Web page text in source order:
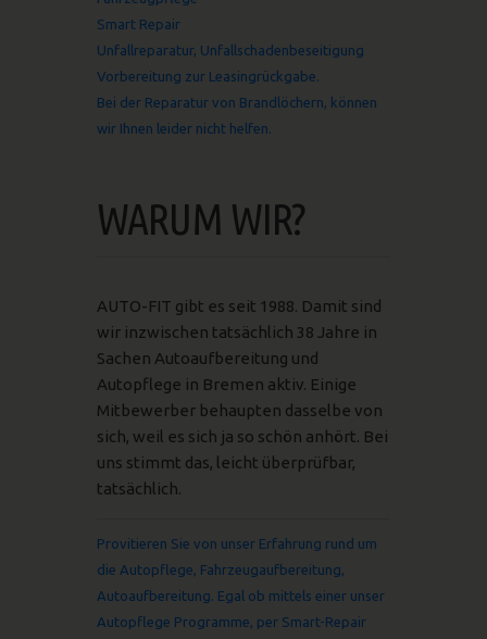
Smart Repair
Unfallreparatur, Unfallschadenbeseitigung
Vorbereitung zur Leasingrückgabe.
Bei der Reparatur von Brandlöchern, können
wir Ihnen leider nicht helfen.
WARUM WIR?
AUTO-FIT gibt es seit 1988. Damit sind
wir inzwischen tatsächlich 38 Jahre in
Sachen Autoaufbereitung und
Autopflege in Bremen aktiv. Einige
Mitbewerber behaupten dasselbe von
sich, weil es sich ja so schön anhört. Bei
uns stimmt das, leicht überprüfbar,
tatsächlich.
Provitieren Sie von unser Erfahrung rund um
die Autopflege, Fahrzeugaufbereitung,
Autoaufbereitung. Egal ob mittels einer unser
Autopflege Programme, per Smart-Repair